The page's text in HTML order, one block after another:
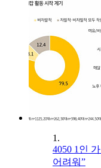
1.
4050 1인
어려워”